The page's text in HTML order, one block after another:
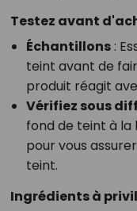
Testez avant
Échantillons:
teint avant de
produit réagit
Vérifiez sous
fond de teint à
pour vous
teint.
Ingrédients à